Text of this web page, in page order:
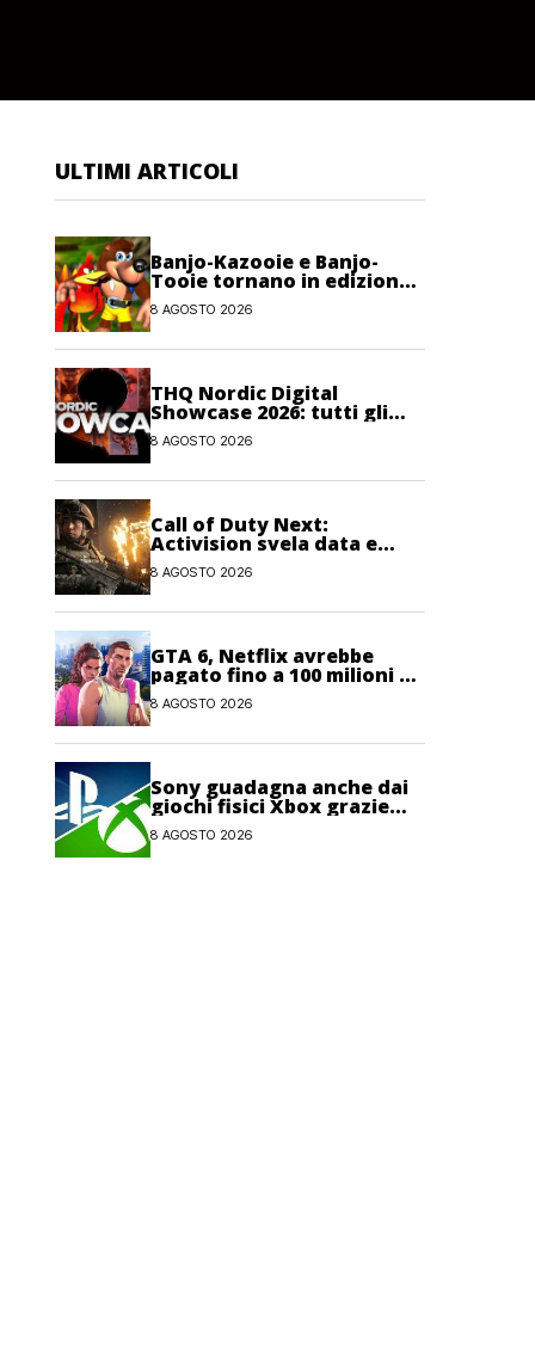
ULTIMI ARTICOLI
Banjo-Kazooie e Banjo-
Tooie tornano in edizione
fisica su Evercade a
ottobre
8 AGOSTO 2026
THQ Nordic Digital
Showcase 2026: tutti gli
annunci, i trailer e le
novità dell’evento
8 AGOSTO 2026
Call of Duty Next:
Activision svela data e
orario dell’evento
dedicato a Modern
8 AGOSTO 2026
GTA 6, Netflix avrebbe
pagato fino a 100 milioni di
dollari per l’esclusiva sul
gioco
8 AGOSTO 2026
Sony guadagna anche dai
giochi fisici Xbox grazie
alle licenze Blu-ray
8 AGOSTO 2026